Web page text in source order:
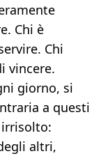
Chi è
Chi
vincere.
giorno, si
a questi
altri,